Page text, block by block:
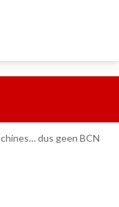
dus geen BCN